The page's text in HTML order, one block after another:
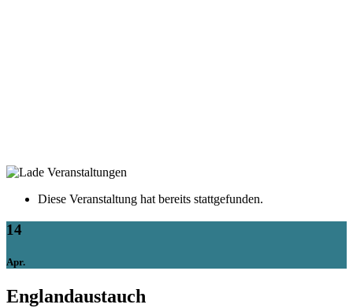
Diese Veranstaltung hat bereits stattgefunden.
14
Apr.
Englandaustauch